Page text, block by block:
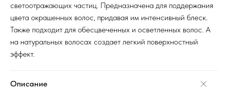
светоотражающих частиц. Предназначена для поддержания
цвета окрашенных волос, придавая им интенсивный блеск.
Также подходит для обесцвеченных и осветленных волос. А
на натуральных волосах создает легкий поверхностный
эффект.
Описание